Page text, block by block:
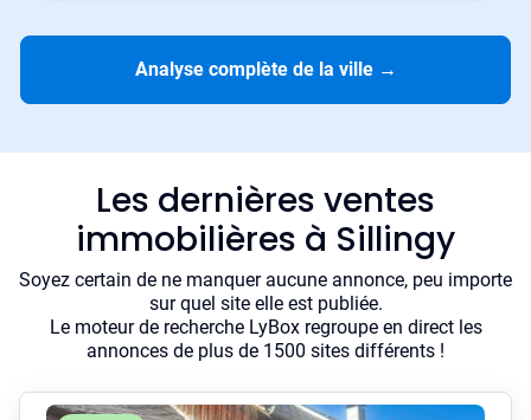
Analyse complète de la ville →
Les dernières ventes
immobilières à Sillingy
Soyez certain de ne manquer aucune annonce, peu importe
sur quel site elle est publiée.
Le moteur de recherche LyBox regroupe en direct les
annonces de plus de 1500 sites différents !